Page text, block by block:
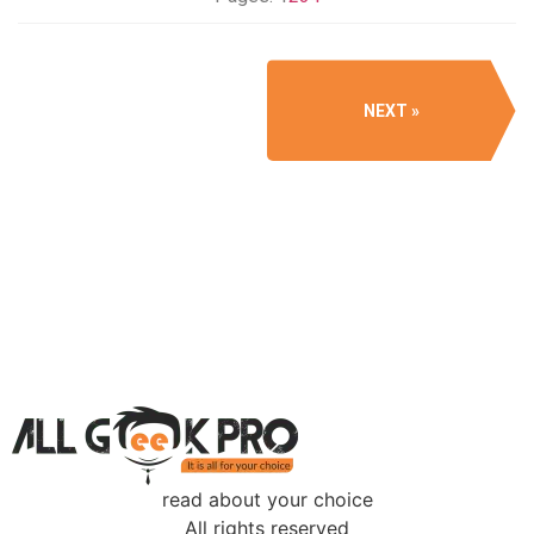
NEXT
read about your choice
All rights reserved